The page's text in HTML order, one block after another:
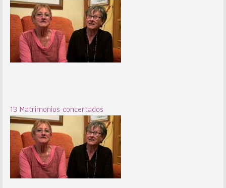
13 Matrimonios concertados